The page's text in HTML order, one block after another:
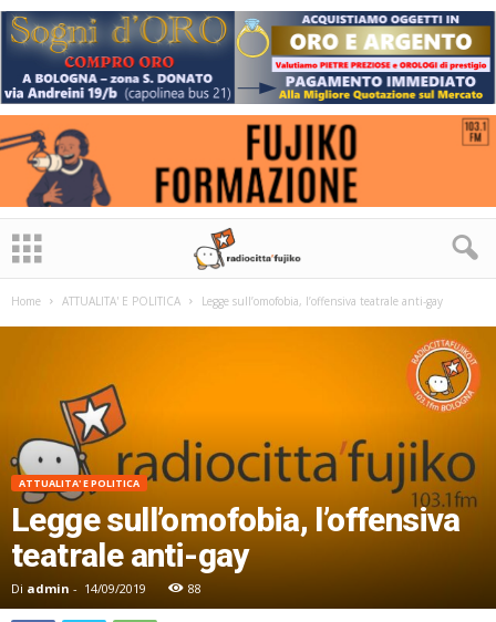
Home ATTUALITA' E POLITICA Legge sull’omofobia, l’offensiva teatrale anti-gay
ATTUALITA' E POLITICA
Legge sull’omofobia, l’offensiva
teatrale anti-gay
Di admin - 14/09/2019 88